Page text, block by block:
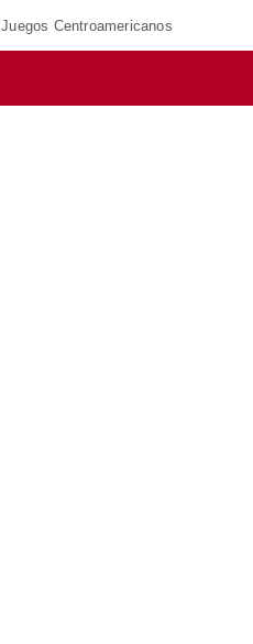
Juegos Centroamericanos